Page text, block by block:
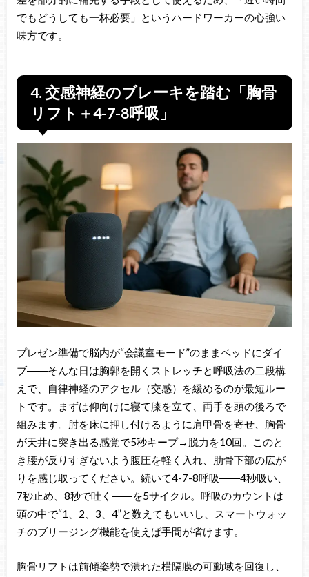
でもどうしても一杯必要」というハードワーカーの心強い
味方です。
4. 交感神経のブレーキを踏む「胸骨
リフト＋4-7-8呼吸」
プレゼン準備で脳内が“会議室モード”のままベッドにダイ
ブ――そんな日は胸郭を開くストレッチと呼吸法の二段構
えで、自律神経のアクセル（交感）を緩めるのが最短ルー
トです。まずは仰向けに寝て膝を立て、両手を頭の後ろで
組みます。肘を床に押し付けるように肩甲骨を寄せ、胸骨
が天井に突き出る感覚で5秒キープ→脱力を10回。このと
き腰が反りすぎないよう腹圧を軽く入れ、肋骨下部の広が
りを感じ取ってください。続いて4-7-8呼吸――4秒吸い、
7秒止め、8秒で吐く――を5サイクル。呼吸のカウントは
頭の中で“1、2、3、4”と数えてもいいし、スマートウォッ
チのブリージング機能を使えば手間が省けます。
胸骨リフトは前傾姿勢で潰れた横隔膜の可動域を回復し、